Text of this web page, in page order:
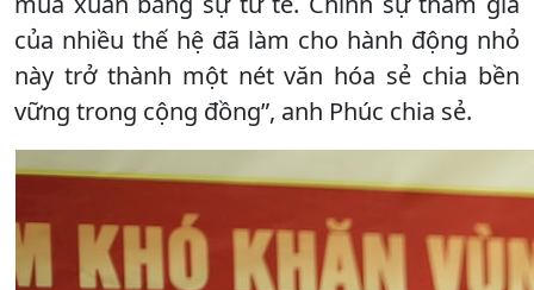
của nhiều thế hệ đã làm cho hành động nhỏ
này trở thành một nét văn hóa sẻ chia bền
vững trong cộng đồng”, anh Phúc chia sẻ.